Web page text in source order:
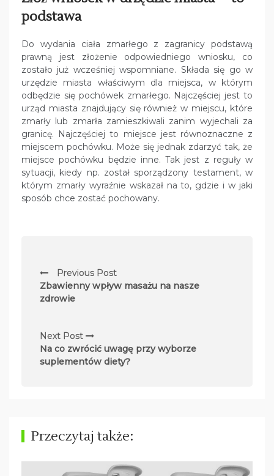
podstawa
Do wydania ciała zmarłego z zagranicy podstawą
prawną jest złożenie odpowiedniego wniosku, co
zostało już wcześniej wspomniane. Składa się go w
urzędzie miasta właściwym dla miejsca, w którym
odbędzie się pochówek zmarłego. Najczęściej jest to
urząd miasta znajdujący się również w miejscu, które
zmarły lub zmarła zamieszkiwali zanim wyjechali za
granicę. Najczęściej to miejsce jest równoznaczne z
miejscem pochówku. Może się jednak zdarzyć tak, że
miejsce pochówku będzie inne. Tak jest z reguły w
sytuacji, kiedy np. został sporządzony testament, w
którym zmarły wyraźnie wskazał na to, gdzie i w jaki
sposób chce zostać pochowany.
a
w
g
a
i
Previous Post
Zbawienny wpływ masażu na nasze
zdrowie
Next Post
Na co zwrócić uwagę przy wyborze
suplementów diety?
Przeczytaj także: